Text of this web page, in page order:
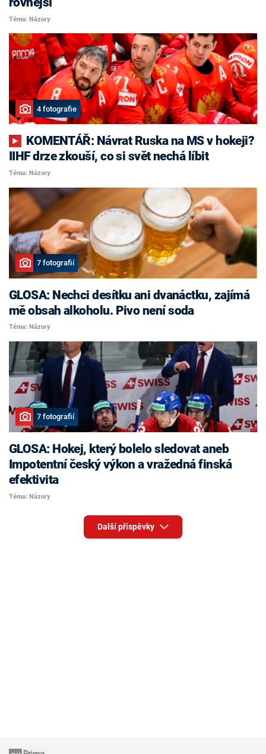
Téma: Názory
4 fotografie
IIHF drze zkouší, co si svět nechá líbit
Téma: Názory
7 fotografií
GLOSA: Nechci desítku ani dvanáctku, zajímá
mě obsah alkoholu. Pivo není soda
Téma: Názory
7 fotografií
GLOSA: Hokej, který bolelo sledovat aneb
Impotentní český výkon a vražedná finská
efektivita
Téma: Názory
Další příspěvky